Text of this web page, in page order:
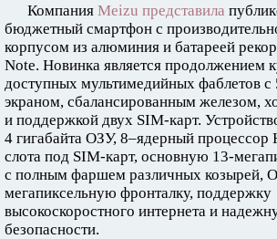
Компания Meizu представила
бюджетный смартфон с
корпусом из алюминия и батареей
Note. Новинка является продолжением
доступных мультимедийных фаблетов
экраном, сбалансированным железом,
и поддержкой двух SIM-карт.
4 гигабайта ОЗУ, 8–ядерный процессор
слота под SIM-карт, основную 13-
с полным фаршем различных козырей,
мегапиксельную фронталку, поддержку
высокоскоростного интернета и
безопасности.